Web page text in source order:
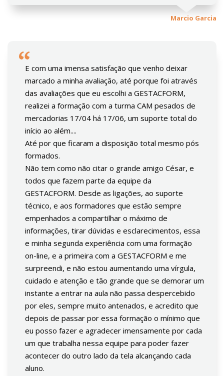
Marcio Garcia
E com uma imensa satisfação que venho deixar
marcado a minha avaliação, até porque foi através
das avaliações que eu escolhi a GESTACFORM,
realizei a formação com a turma CAM pesados de
mercadorias 17/04 há 17/06, um suporte total do
início ao além....
Até por que ficaram a disposição total mesmo pós
formados.
Não tem como não citar o grande amigo César, e
todos que fazem parte da equipe da
GESTACFORM. Desde as ligações, ao suporte
técnico, e aos formadores que estão sempre
empenhados a compartilhar o máximo de
informações, tirar dúvidas e esclarecimentos, essa
e minha segunda experiência com uma formação
on-line, e a primeira com a GESTACFORM e me
surpreendi, e não estou aumentando uma vírgula,
cuidado e atenção e tão grande que se demorar um
instante a entrar na aula não passa despercebido
por eles, sempre muito antenados, e acredito que
depois de passar por essa formação o mínimo que
eu posso fazer e agradecer imensamente por cada
um que trabalha nessa equipe para poder fazer
acontecer do outro lado da tela alcançando cada
aluno.